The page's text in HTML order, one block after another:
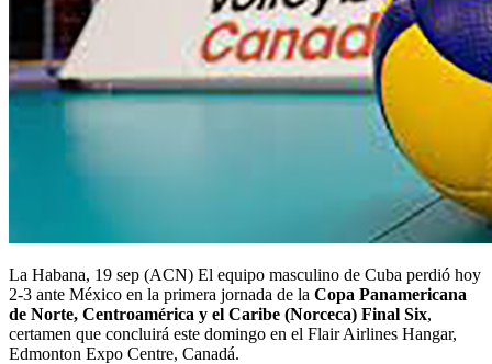
La Habana, 19 sep (ACN) El equipo masculino de Cuba perdió hoy
2-3 ante México en la primera jornada de la Copa Panamericana
de Norte, Centroamérica y el Caribe (Norceca) Final Six,
certamen que concluirá este domingo en el Flair Airlines Hangar,
Edmonton Expo Centre, Canadá.